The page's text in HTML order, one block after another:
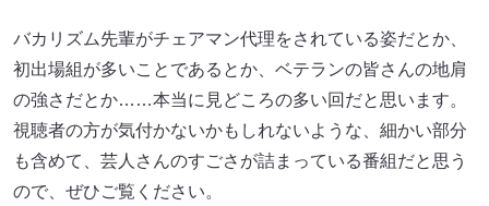
バカリズム先輩がチェアマン代理をされている姿だとか、
初出場組が多いことであるとか、ベテランの皆さんの地肩
の強さだとか……本当に見どころの多い回だと思います。
視聴者の方が気付かないかもしれないような、細かい部分
も含めて、芸人さんのすごさが詰まっている番組だと思う
ので、ぜひご覧ください。